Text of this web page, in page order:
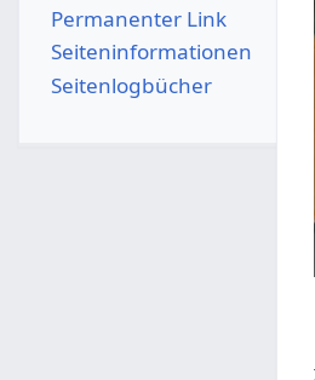
Permanenter Link
Seiten­­informationen
Seitenlogbücher